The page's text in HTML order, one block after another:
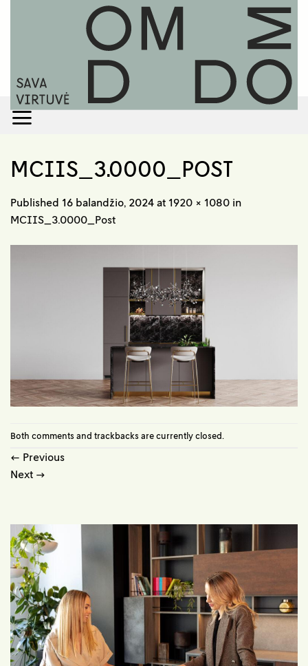
MCIIS_3.0000_POST
Published 16 balandžio, 2024 at 1920 × 1080 in
MCIIS_3.0000_Post
Both comments and trackbacks are currently closed.
← Previous
Next →